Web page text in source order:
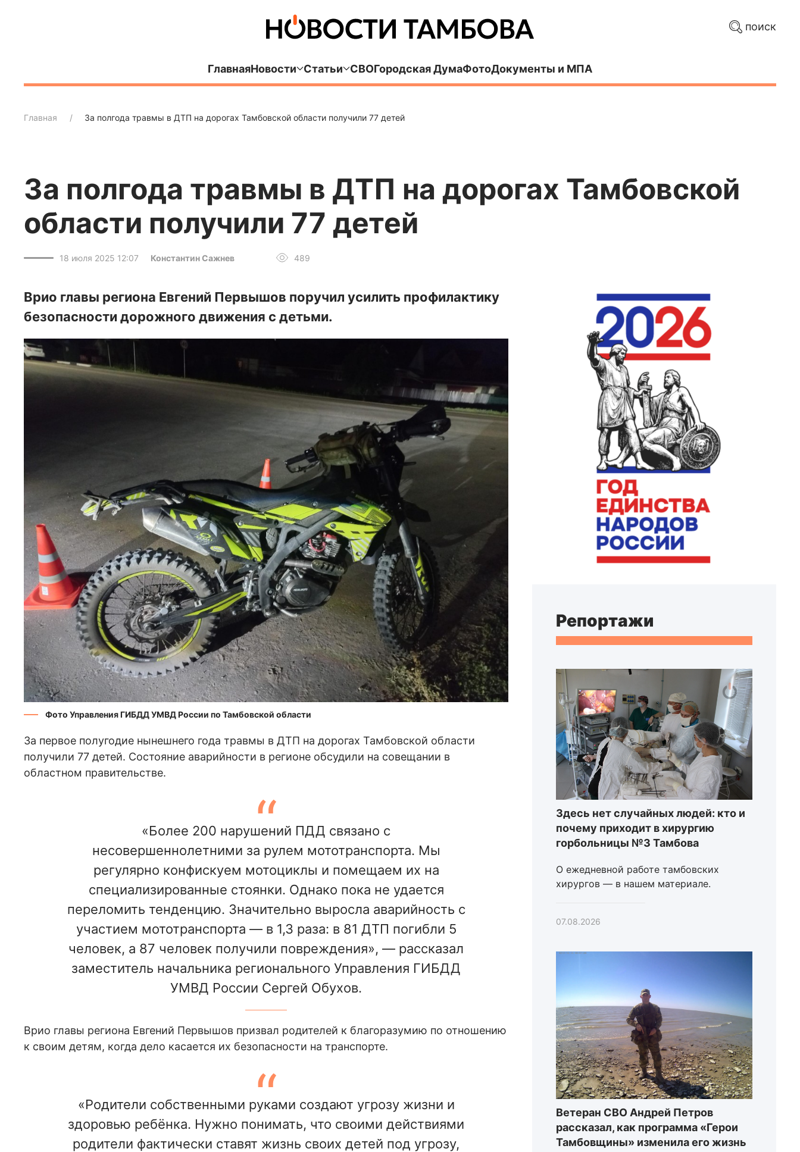
поиск
ГлавнаяНовости Статьи СВОГородская ДумаФотоДокументы и МПА
Главная За полгода травмы в ДТП на дорогах Тамбовской области получили 77 детей
За полгода травмы в ДТП на дорогах Тамбовской
области получили 77 детей
18 июля 2025 12:07 Константин Сажнев 489
Врио главы региона Евгений Первышов поручил усилить профилактику
безопасности дорожного движения с детьми.
Фото Управления ГИБДД УМВД России по Тамбовской области
За первое полугодие нынешнего года травмы в ДТП на дорогах Тамбовской области
получили 77 детей. Состояние аварийности в регионе обсудили на совещании в
областном правительстве.
«Более 200 нарушений ПДД связано с
несовершеннолетними за рулем мототранспорта. Мы
регулярно конфискуем мотоциклы и помещаем их на
специализированные стоянки. Однако пока не удается
переломить тенденцию. Значительно выросла аварийность с
участием мототранспорта — в 1,3 раза: в 81 ДТП погибли 5
человек, а 87 человек получили повреждения», — рассказал
заместитель начальника регионального Управления ГИБДД
УМВД России Сергей Обухов.
Врио главы региона Евгений Первышов призвал родителей к благоразумию по отношению
к своим детям, когда дело касается их безопасности на транспорте.
«Родители собственными руками создают угрозу жизни и
здоровью ребёнка. Нужно понимать, что своими действиями
родители фактически ставят жизнь своих детей под угрозу,
Репортажи
Здесь нет случайных людей: кто и
почему приходит в хирургию
горбольницы №3 Тамбова
О ежедневной работе тамбовских
хирургов — в нашем материале.
07.08.2026
Ветеран СВО Андрей Петров
рассказал, как программа «Герои
Тамбовщины» изменила его жизнь